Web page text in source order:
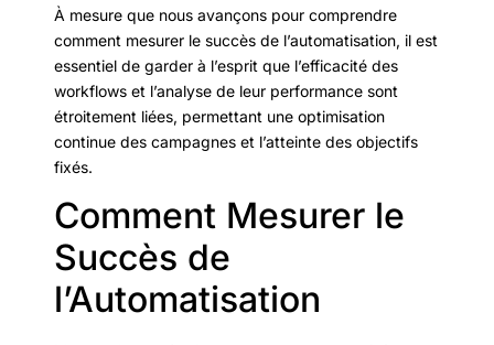
À mesure que nous avançons pour comprendre
comment mesurer le succès de l’automatisation, il est
essentiel de garder à l’esprit que l’efficacité des
workflows et l’analyse de leur performance sont
étroitement liées, permettant une optimisation
continue des campagnes et l’atteinte des objectifs
fixés.
Comment Mesurer le
Succès de
l’Automatisation